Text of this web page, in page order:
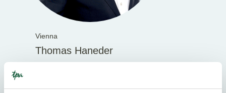
Vienna
Thomas Haneder